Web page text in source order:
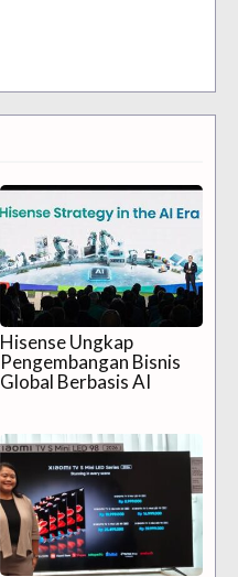
Hisense Ungkap
Pengembangan Bisnis
Global Berbasis AI